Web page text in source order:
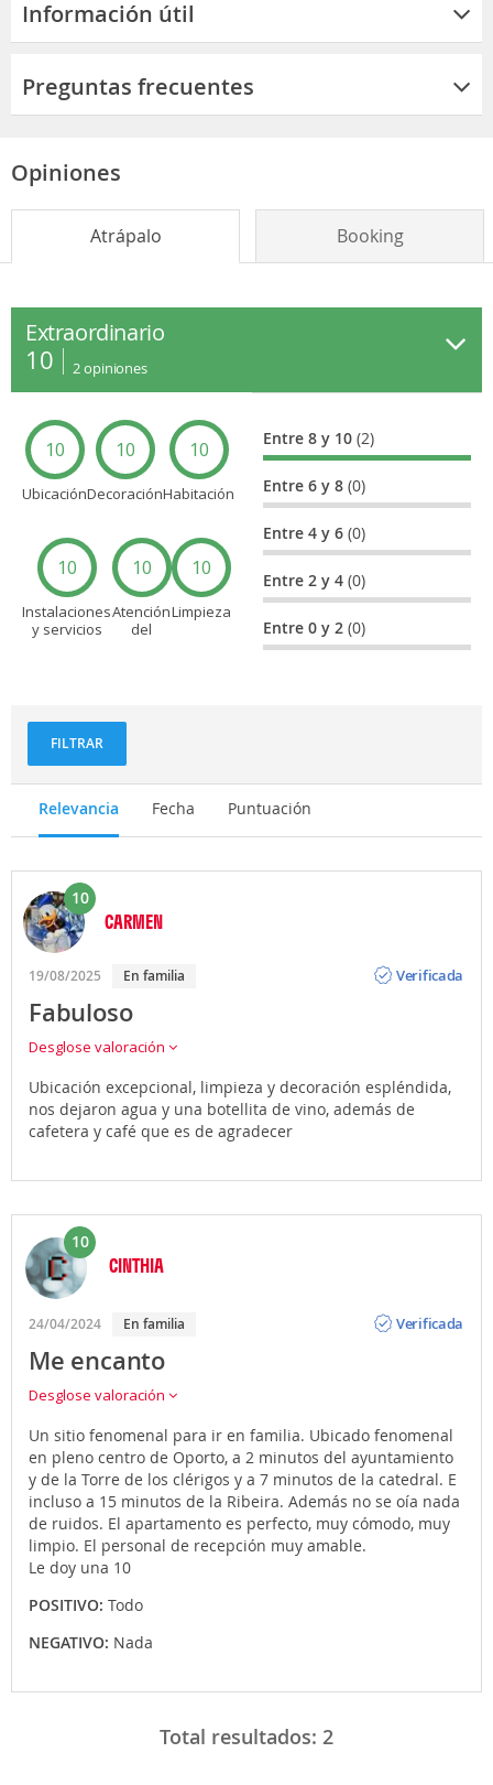
Información útil
Preguntas frecuentes
Opiniones
Atrápalo Booking
Extraordinario
10 2 opiniones
10
Ubicación
10
Decoración
10
Habitación
10
Instalaciones
y servicios
10
Atención
del
10
Limpieza
Entre 8 y 10(2)
Entre 6 y 8(0)
Entre 4 y 6(0)
Entre 2 y 4(0)
Entre 0 y 2(0)
FILTRAR
Relevancia Fecha Puntuación
10
CARMEN
19/08/2025 En familia
Verificada
Fabuloso
Desglose valoración
Ubicación excepcional, limpieza y decoración espléndida,
nos dejaron agua y una botellita de vino, además de
cafetera y café que es de agradecer
10
CINTHIA
24/04/2024 En familia
Verificada
Me encanto
Desglose valoración
Un sitio fenomenal para ir en familia. Ubicado fenomenal
en pleno centro de Oporto, a 2 minutos del ayuntamiento
y de la Torre de los clérigos y a 7 minutos de la catedral. E
incluso a 15 minutos de la Ribeira. Además no se oía nada
de ruidos. El apartamento es perfecto, muy cómodo, muy
limpio. El personal de recepción muy amable.
Le doy una 10
POSITIVO: Todo
NEGATIVO: Nada
Total resultados: 2